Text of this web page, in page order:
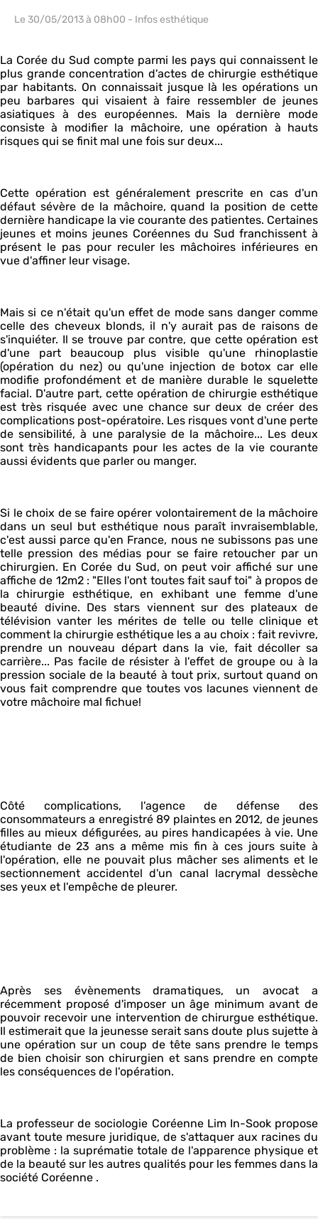
Le 30/05/2013à 08h00 - Infos esthétique
La Corée du Sud compte parmi les pays qui connaissent le
plus grande concentration d'actes de chirurgie esthétique
par habitants. On connaissait jusque là les opérations un
peu barbares qui visaient à faire ressembler de jeunes
asiatiques à des européennes. Mais la dernière mode
consiste à modifier la mâchoire, une opération à hauts
risques qui se finit mal une fois sur deux...
Cette opération est généralement prescrite en cas d'un
défaut sévère de la mâchoire, quand la position de cette
dernière handicape la vie courante des patientes. Certaines
jeunes et moins jeunes Coréennes du Sud franchissent à
présent le pas pour reculer les mâchoires inférieures en
vue d'affiner leur visage.
Mais si ce n'était qu'un effet de mode sans danger comme
celle des cheveux blonds, il n'y aurait pas de raisons de
s'inquiéter. Il se trouve par contre, que cette opération est
d'une part beaucoup plus visible qu'une rhinoplastie
(opération du nez) ou qu'une injection de botox car elle
modifie profondément et de manière durable le squelette
facial. D'autre part, cette opération de chirurgie esthétique
est très risquée avec une chance sur deux de créer des
complications post-opératoire. Les risques vont d'une perte
de sensibilité, à une paralysie de la mâchoire... Les deux
sont très handicapants pour les actes de la vie courante
aussi évidents que parler ou manger.
Si le choix de se faire opérer volontairement de la mâchoire
dans un seul but esthétique nous paraît invraisemblable,
c'est aussi parce qu'en France, nous ne subissons pas une
telle pression des médias pour se faire retoucher par un
chirurgien. En Corée du Sud, on peut voir affiché sur une
affiche de 12m2 : "Elles l'ont toutes fait sauf toi" à propos de
la chirurgie esthétique, en exhibant une femme d'une
beauté divine. Des stars viennent sur des plateaux de
télévision vanter les mérites de telle ou telle clinique et
comment la chirurgie esthétique les a au choix : fait revivre,
prendre un nouveau départ dans la vie, fait décoller sa
carrière... Pas facile de résister à l'effet de groupe ou à la
pression sociale de la beauté à tout prix, surtout quand on
vous fait comprendre que toutes vos lacunes viennent de
votre mâchoire mal fichue!
Côté complications, l'agence de défense des
consommateurs a enregistré 89 plaintes en 2012, de jeunes
filles au mieux défigurées, au pires handicapées à vie. Une
étudiante de 23 ans a même mis fin à ces jours suite à
l'opération, elle ne pouvait plus mâcher ses aliments et le
sectionnement accidentel d'un canal lacrymal dessèche
ses yeux et l'empêche de pleurer.
Après ses évènements dramatiques, un avocat a
récemment proposé d'imposer un âge minimum avant de
pouvoir recevoir une intervention de chirurgue esthétique.
Il estimerait que la jeunesse serait sans doute plus sujette à
une opération sur un coup de tête sans prendre le temps
de bien choisir son chirurgien et sans prendre en compte
les conséquences de l'opération.
La professeur de sociologie Coréenne Lim In-Sook propose
avant toute mesure juridique, de s'attaquer aux racines du
problème : la suprématie totale de l'apparence physique et
de la beauté sur les autres qualités pour les femmes dans la
société Coréenne .